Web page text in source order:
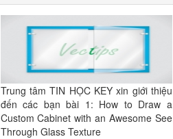
Trung tâm TIN HỌC KEY xin giới thiệu
đến các bạn bài 1: How to Draw a
Custom Cabinet with an Awesome See
Through Glass Texture